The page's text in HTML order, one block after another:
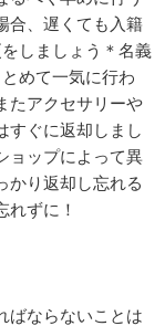
合、遅くても入籍
しましょう＊名義
めて一気に行わ
たアクセサリーや
すぐに返却しまし
ョップによって異
かり返却し忘れる
れずに！
ばならないことは